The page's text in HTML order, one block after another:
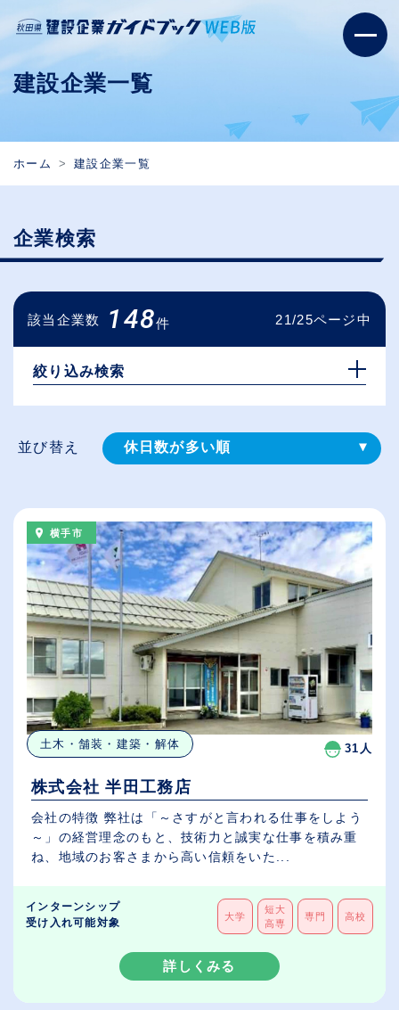
建設企業一覧
ホーム 建設企業一覧
企業検索
該当企業数 148件 21/25ページ中
絞り込み検索
並び替え 休日数が多い順
給与が高い順
（⾼卒の給与を基準）
従業員が多い順
横手市
土木・舗装・建築・解体 31人
株式会社 半田工務店
会社の特徴 弊社は「～さすがと言われる仕事をしよう
～」の経営理念のもと、技術力と誠実な仕事を積み重
ね、地域のお客さまから高い信頼をいた...
インターンシップ
受け入れ可能対象
大学
短大
高専
専門 高校
詳しくみる